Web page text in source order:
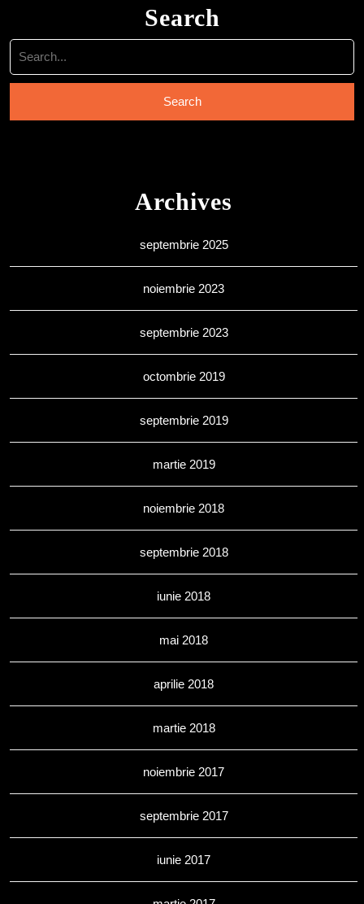
Search
Search
for:
Archives
septembrie 2025
noiembrie 2023
septembrie 2023
octombrie 2019
septembrie 2019
martie 2019
noiembrie 2018
septembrie 2018
iunie 2018
mai 2018
aprilie 2018
martie 2018
noiembrie 2017
septembrie 2017
iunie 2017